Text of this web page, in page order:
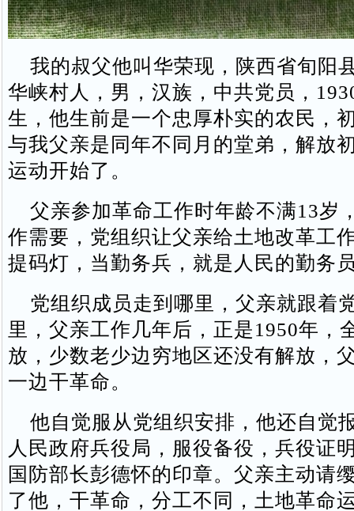
我的叔父他叫华荣现，陕西省旬阳
华峡村人，男，汉族，中共党员，
生，他生前是一个忠厚朴实的农民，
与我父亲是同年不同月的堂弟，解放
运动开始了。
父亲参加革命工作时年龄不满13岁
作需要，党组织让父亲给土地改革工
提码灯，当勤务兵，就是人民的勤务
党组织成员走到哪里，父亲就跟着
里，父亲工作几年后，正是1950年，
放，少数老少边穷地区还没有解放，
一边干革命。
他自觉服从党组织安排，他还自觉
人民政府兵役局，服役备役，兵役证
国防部长彭德怀的印章。父亲主动请
了他，干革命，分工不同，土地革命